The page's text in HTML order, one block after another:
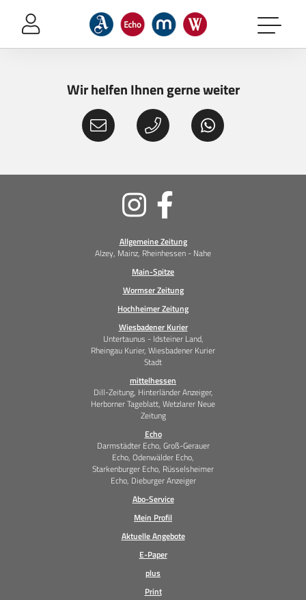
Sprung-
Navigation
Header
Inhalt
Footer
Wir helfen Ihnen gerne weiter
Allgemeine Zeitung
Alzey, Mainz, Rheinhessen - Nahe
Main-Spitze
Wormser Zeitung
Hochheimer Zeitung
Wiesbadener Kurier
Untertaunus - Idsteiner Land,
Rheingau Kurier, Wiesbadener Kurier
Stadt
mittelhessen
Dill-Zeitung, Hinterländer Anzeiger,
Herborner Tageblatt, Wetzlarer Neue
Zeitung
Echo
Darmstädter Echo, Groß-Gerauer
Echo, Odenwälder Echo,
Starkenburger Echo, Rüsselsheimer
Echo, Dieburger Anzeiger
Abo-Service
Mein Profil
Aktuelle Angebote
E-Paper
plus
Print
Soziale
Medien